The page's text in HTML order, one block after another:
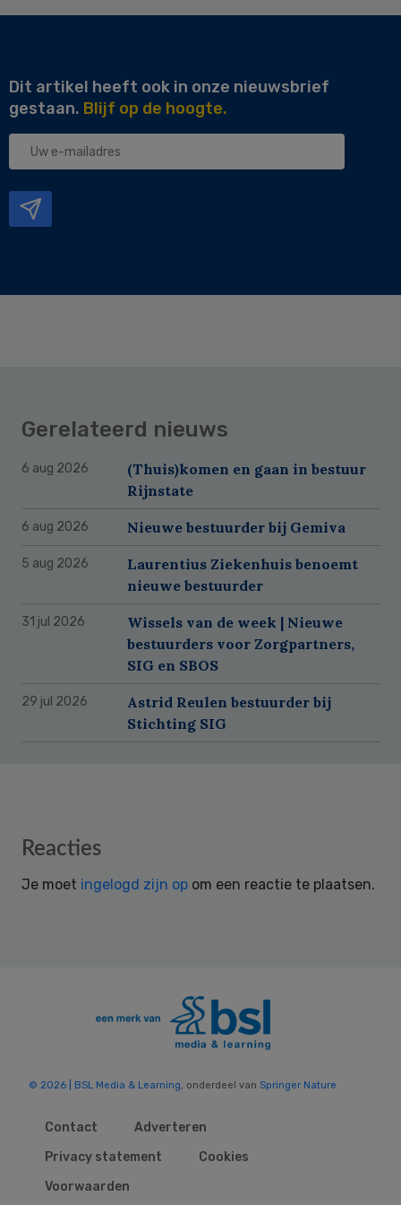
Dit artikel heeft ook in onze nieuwsbrief
gestaan. Blijf op de hoogte.
Uw
Gerelateerd nieuws
6 aug 2026
(Thuis)komen en gaan in bestuur
Rijnstate
6 aug 2026 Nieuwe bestuurder bij Gemiva
5 aug 2026
Laurentius Ziekenhuis benoemt
nieuwe bestuurder
31 jul 2026
Wissels van de week | Nieuwe
bestuurders voor Zorgpartners,
SIG en SBOS
29 jul 2026
Astrid Reulen bestuurder bij
Stichting SIG
Reader
Reacties
Je moet ingelogd zijn op om een reactie te plaatsen.
© 2026 | BSL Media & Learning, onderdeel van Springer Nature
Contact
Adverteren
Privacy statement
Cookies
Voorwaarden